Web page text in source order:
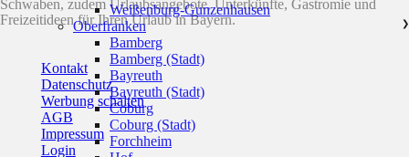
Schwaben, zudem Urlaubsangebote, Unterkünfte, Gastromie und
Freizeitideen für Ihren Urlaub in Bayern.
Kontakt
Datenschutz
Werbung schalten
AGB
Impressum
Login
Weißenburg-Gunzenhausen
Oberfranken
❯
Bamberg
Bamberg (Stadt)
Bayreuth
Bayreuth (Stadt)
Coburg
Coburg (Stadt)
Forchheim